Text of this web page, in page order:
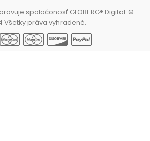
spoločonosť GLOBERG®:Digital. ©
Všetky práva vyhradené.